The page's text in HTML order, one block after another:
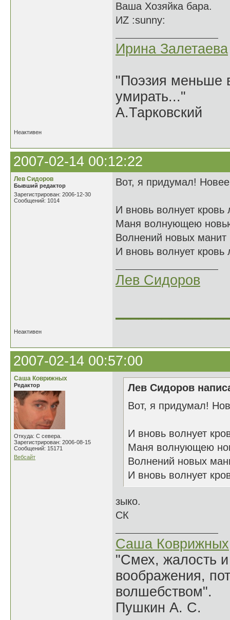
Ваша Хозяйка бара.
ИZ :sunny:
Ирина Залетаева
"Поэзия меньше
умирать..."
А.Тарковский
Неактивен
2007-02-14 00:12:22
Лев Сидоров
Бывший редактор
Зарегистрирован: 2006-12-30
Сообщений: 1014
Вот, я придумал!
И вновь волнует кровь
Маня волнующею
Волнений новых манит
И вновь волнует
Лев Сидоров
Неактивен
2007-02-14 00:57:00
Саша Коврижных
Редактор
Откуда: С севера.
Зарегистрирован: 2006-08-15
Сообщений: 15171
Вебсайт
Лев Сидоров
Вот, я придумал!
И вновь волнует
Маня волнующею
Волнений новых
И вновь волнует
зыко.
СК
Саша Коврижных
"Смех, жалость
воображения,
волшебством".
Пушкин А. С.